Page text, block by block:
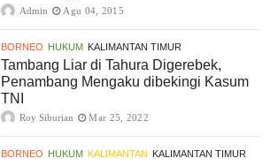
Admin Agu 04, 2015
BORNEO HUKUM KALIMANTAN TIMUR
Tambang Liar di Tahura Digerebek,
Penambang Mengaku dibekingi Kasum
TNI
Roy Siburian Mar 25, 2022
BORNEO HUKUM KALIMANTAN KALIMANTAN TIMUR